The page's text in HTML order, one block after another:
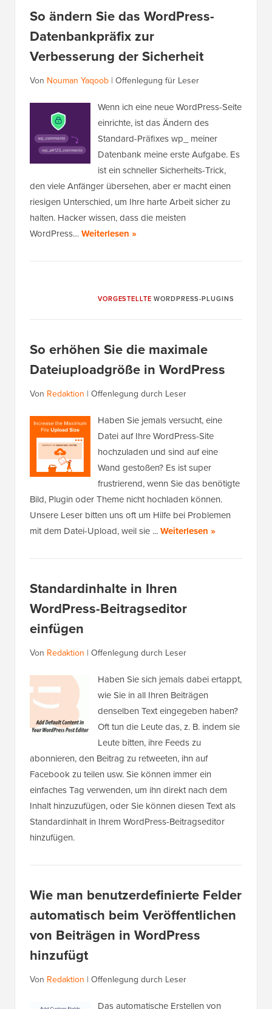
So ändern Sie das WordPress-
Datenbankpräfix zur
Verbesserung der Sicherheit
Von Nouman Yaqoob | Offenlegung für Leser
Wenn ich eine neue WordPress-Seite
einrichte, ist das Ändern des
Standard-Präfixes wp_ meiner
Datenbank meine erste Aufgabe. Es
ist ein schneller Sicherheits-Trick,
den viele Anfänger übersehen, aber er macht einen
riesigen Unterschied, um Ihre harte Arbeit sicher zu
halten. Hacker wissen, dass die meisten
WordPress…Weiterlesen »
VORGESTELLTE WORDPRESS-PLUGINS
So erhöhen Sie die maximale
Dateiuploadgröße in WordPress
Von Redaktion | Offenlegung durch Leser
Haben Sie jemals versucht, eine
Datei auf Ihre WordPress-Site
hochzuladen und sind auf eine
Wand gestoßen? Es ist super
frustrierend, wenn Sie das benötigte
Bild, Plugin oder Theme nicht hochladen können.
Unsere Leser bitten uns oft um Hilfe bei Problemen
mit dem Datei-Upload, weil sie ...Weiterlesen »
Standardinhalte in Ihren
WordPress-Beitragseditor
einfügen
Von Redaktion | Offenlegung durch Leser
Haben Sie sich jemals dabei ertappt,
wie Sie in all Ihren Beiträgen
denselben Text eingegeben haben?
Oft tun die Leute das, z. B. indem sie
Leute bitten, ihre Feeds zu
abonnieren, den Beitrag zu retweeten, ihn auf
Facebook zu teilen usw. Sie können immer ein
einfaches Tag verwenden, um ihn direkt nach dem
Inhalt hinzuzufügen, oder Sie können diesen Text als
Standardinhalt in Ihrem WordPress-Beitragseditor
hinzufügen.
Wie man benutzerdefinierte Felder
automatisch beim Veröffentlichen
von Beiträgen in WordPress
hinzufügt
Von Redaktion | Offenlegung durch Leser
Das automatische Erstellen von